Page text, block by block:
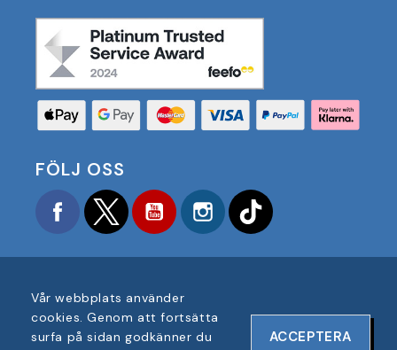
FÖLJ OSS
FacebookTwitter YouTubeInstagram
COPYRIGHT © 2025 FOOTBALL AMERICA UK ALLA
RÄTTIGHETER FÖRBEHÅLLNA
Vår webbplats använder
cookies. Genom att fortsätta
surfa på sidan godkänner du
ACCEPTERA